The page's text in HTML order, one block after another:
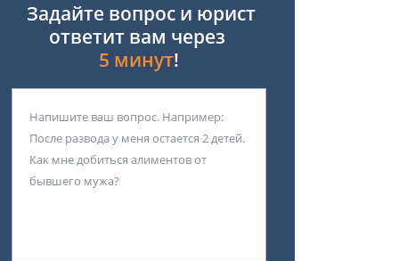
Задайте вопрос и юрист
ответит вам через
5 минут!